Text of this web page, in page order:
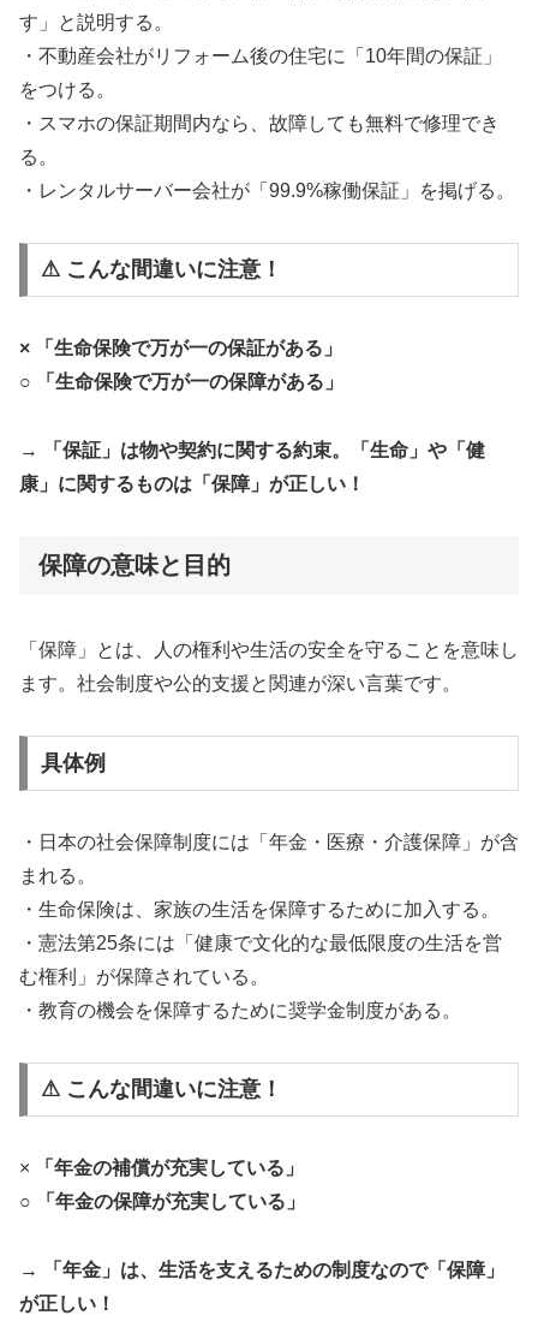
す」と説明する。
・不動産会社がリフォーム後の住宅に「10年間の保証」
をつける。
・スマホの保証期間内なら、故障しても無料で修理でき
る。
・レンタルサーバー会社が「99.9%稼働保証」を掲げる。
⚠ こんな間違いに注意！
× 「生命保険で万が一の保証がある」
○
「生命保険で万が一の保障がある」
→
「保証」は物や契約に関する約束。「生命」や「健
康」に関するものは「保障」が正しい！
保障の意味と目的
「保障」とは、人の権利や生活の安全を守ることを意味し
ます。社会制度や公的支援と関連が深い言葉です。
具体例
・日本の社会保障制度には「年金・医療・介護保障」が含
まれる。
・生命保険は、家族の生活を保障するために加入する。
・憲法第25条には「健康で文化的な最低限度の生活を営
む権利」が保障されている。
・教育の機会を保障するために奨学金制度がある。
⚠ こんな間違いに注意！
×
「年金の補償が充実している」
○
「年金の保障が充実している」
→
「年金」は、生活を支えるための制度なので「保障」
が正しい！